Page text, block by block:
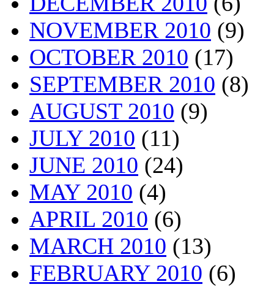
NOVEMBER 2010 (9)
OCTOBER 2010 (17)
SEPTEMBER 2010 (8)
AUGUST 2010 (9)
JULY 2010 (11)
JUNE 2010 (24)
MAY 2010 (4)
APRIL 2010 (6)
MARCH 2010 (13)
FEBRUARY 2010 (6)